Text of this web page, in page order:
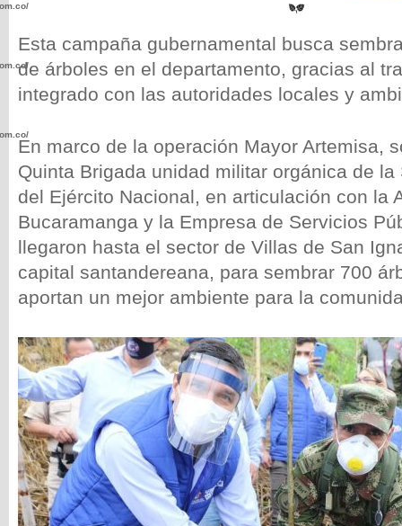
Esta campaña gubernamental busca
de árboles en el departamento, gracias al
integrado con las autoridades locales y
En marco de la operación Mayor Artemisa,
Quinta Brigada unidad militar orgánica de
del Ejército Nacional, en articulación con la
Bucaramanga y la Empresa de Servicios
llegaron hasta el sector de Villas de San
capital santandereana, para sembrar 700
aportan un mejor ambiente para la
wp-
wp-
wp-
wp-
wp-